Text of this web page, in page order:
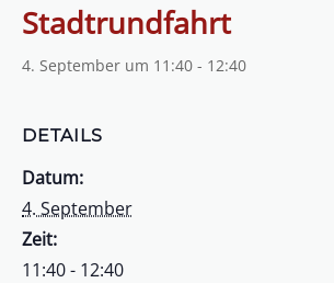
Stadtrundfahrt
4. September um 11:40 - 12:40
DETAILS
Datum:
4. September
Zeit:
11:40 - 12:40